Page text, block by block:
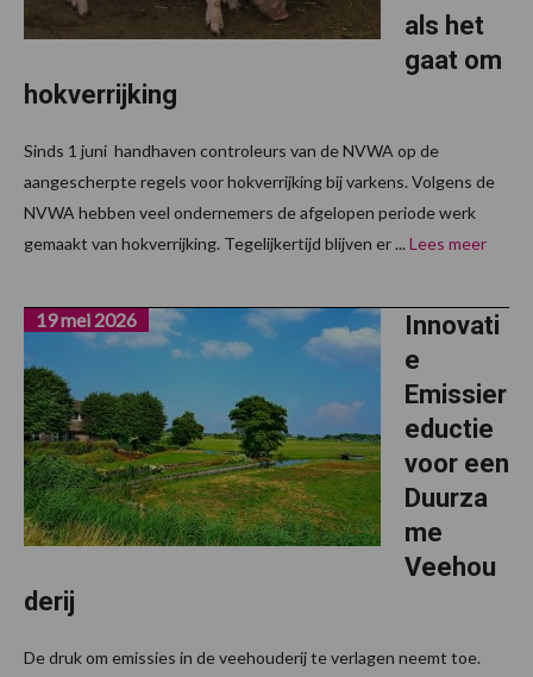
als het
gaat om
hokverrijking
Sinds 1 juni handhaven controleurs van de NVWA op de
aangescherpte regels voor hokverrijking bij varkens. Volgens de
NVWA hebben veel ondernemers de afgelopen periode werk
gemaakt van hokverrijking. Tegelijkertijd blijven er ... Lees meer
Innovati
e
Emissier
eductie
voor een
Duurza
me
Veehou
derij
19 mei 2026
De druk om emissies in de veehouderij te verlagen neemt toe.